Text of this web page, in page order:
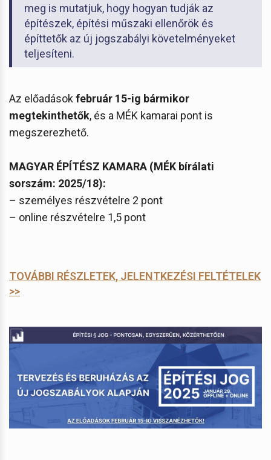
meg is mutatjuk, hogy hogyan tudják az
építészek, építési műszaki ellenőrök és
építtetők az új jogszabályi követelményeket
teljesíteni.
Az előadásokfebruár 15-ig bármikor
megtekinthetők, és a MÉK kamarai pont is
megszerezhető.
MAGYAR ÉPÍTÉSZ KAMARA (MÉK bírálati
sorszám: 2025/18):
– személyes részvételre 2 pont
– online részvételre 1,5 pont
TOVÁBBI RÉSZLETEK, JELENTKEZÉSI FELTÉTELEK
>>